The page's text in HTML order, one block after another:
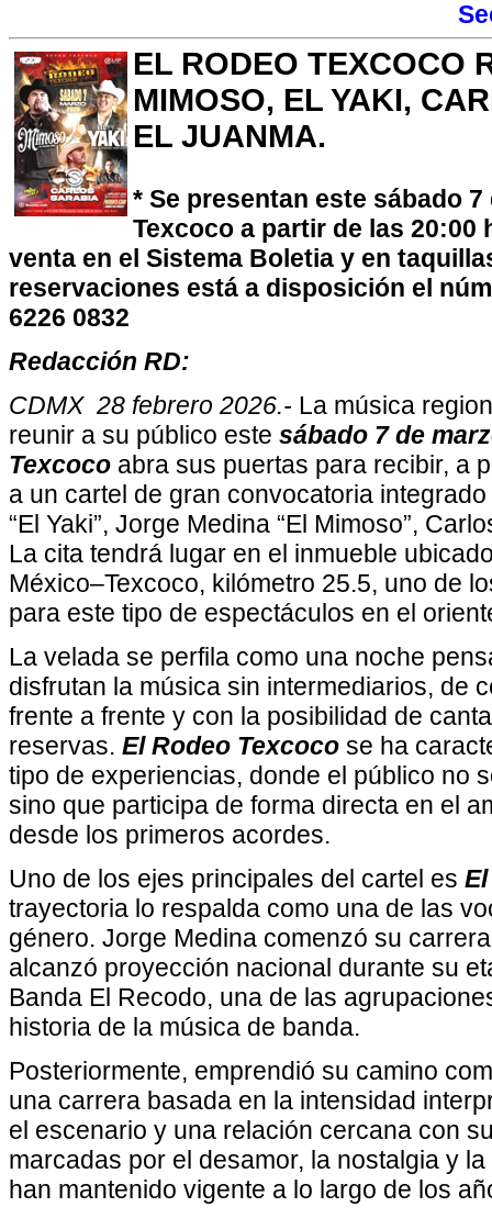
EL RODEO TEXCOCO
MIMOSO, EL YAKI,
EL JUANMA.
* Se presentan este sábado
Texcoco a partir de las 20:00
venta en el Sistema Boletia y en
reservaciones está a disposición el
6226 0832
Redacción RD:
CDMX 28 febrero 2026.- La música
reunir a su público este sábado 7 de
Texcoco abra sus puertas para recibir, a
a un cartel de gran convocatoria
“El Yaki”, Jorge Medina “El Mimoso”,
La cita tendrá lugar en el inmueble
México–Texcoco, kilómetro 25.5, uno de
para este tipo de espectáculos en el
La velada se perfila como una noche
disfrutan la música sin intermediarios, de
frente a frente y con la posibilidad de
reservas. El Rodeo Texcoco se ha
tipo de experiencias, donde el público no
sino que participa de forma directa en el
desde los primeros acordes.
Uno de los ejes principales del cartel es
trayectoria lo respalda como una de las
género. Jorge Medina comenzó su
alcanzó proyección nacional durante su
Banda El Recodo, una de las
historia de la música de banda.
Posteriormente, emprendió su camino
una carrera basada en la intensidad
el escenario y una relación cercana con
marcadas por el desamor, la nostalgia y
han mantenido vigente a lo largo de los